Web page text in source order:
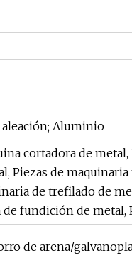
aleación; Aluminio
cortadora de
Piezas de
de trefilado de
fundición de metal,
de arena/